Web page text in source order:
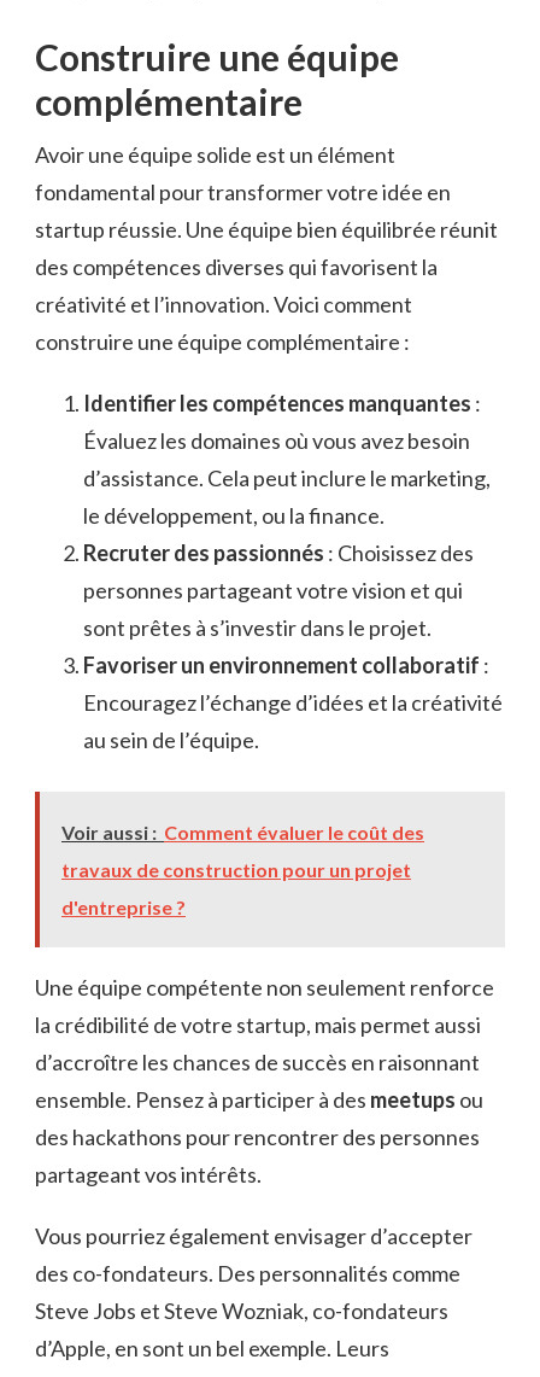
Construire une équipe
complémentaire
Avoir une équipe solide est un élément
fondamental pour transformer votre idée en
startup réussie. Une équipe bien équilibrée réunit
des compétences diverses qui favorisent la
créativité et l’innovation. Voici comment
construire une équipe complémentaire :
Identifier les compétences manquantes :
Évaluez les domaines où vous avez besoin
d’assistance. Cela peut inclure le marketing,
le développement, ou la finance.
Recruter des passionnés : Choisissez des
personnes partageant votre vision et qui
sont prêtes à s’investir dans le projet.
Favoriser un environnement collaboratif :
Encouragez l’échange d’idées et la créativité
au sein de l’équipe.
Voir aussi : Comment évaluer le coût des
travaux de construction pour un projet
d'entreprise ?
Une équipe compétente non seulement renforce
la crédibilité de votre startup, mais permet aussi
d’accroître les chances de succès en raisonnant
ensemble. Pensez à participer à des meetups ou
des hackathons pour rencontrer des personnes
partageant vos intérêts.
Vous pourriez également envisager d’accepter
des co-fondateurs. Des personnalités comme
Steve Jobs et Steve Wozniak, co-fondateurs
d’Apple, en sont un bel exemple. Leurs